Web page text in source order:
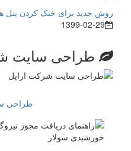
روش جدید برای خنک کردن پنل
1399-02-29
طراحی سایت
طراحی